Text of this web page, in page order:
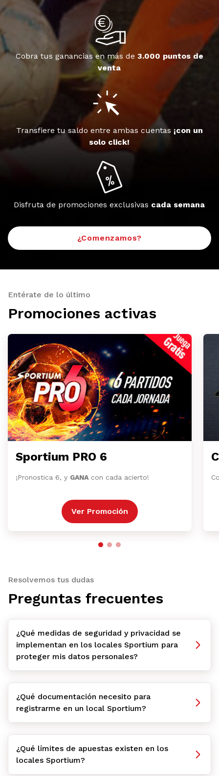
Cobra tus ganancias en más de 3.000 puntos de
venta
Transfiere tu saldo entre ambas cuentas ¡con un
solo click!
Disfruta de promociones exclusivas cada semana
¿Comenzamos?
Entérate de lo último
Promociones activas
Sportium PRO 6
¡Pronostica 6, y GANA con cada acierto!
Ver Promoción
Resolvemos tus dudas
Preguntas frecuentes
¿Qué medidas de seguridad y privacidad se
implementan en los locales Sportium para
proteger mis datos personales?
¿Qué documentación necesito para
registrarme en un local Sportium?
¿Qué límites de apuestas existen en los
locales Sportium?